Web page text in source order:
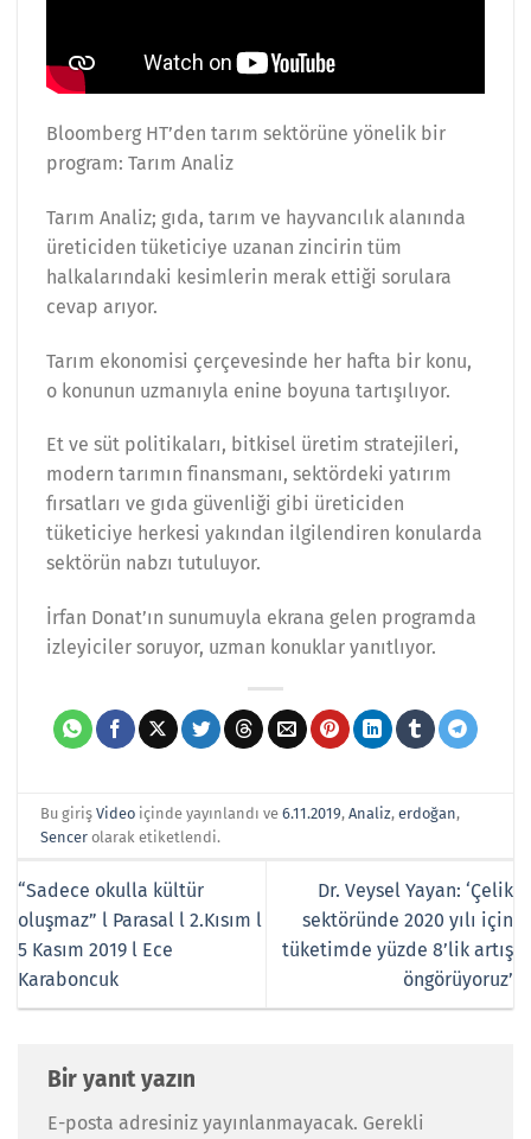
Bloomberg HT’den tarım sektörüne yönelik bir
program: Tarım Analiz
Tarım Analiz; gıda, tarım ve hayvancılık alanında
üreticiden tüketiciye uzanan zincirin tüm
halkalarındaki kesimlerin merak ettiği sorulara
cevap arıyor.
Tarım ekonomisi çerçevesinde her hafta bir konu,
o konunun uzmanıyla enine boyuna tartışılıyor.
Et ve süt politikaları, bitkisel üretim stratejileri,
modern tarımın finansmanı, sektördeki yatırım
fırsatları ve gıda güvenliği gibi üreticiden
tüketiciye herkesi yakından ilgilendiren konularda
sektörün nabzı tutuluyor.
İrfan Donat’ın sunumuyla ekrana gelen programda
izleyiciler soruyor, uzman konuklar yanıtlıyor.
Bu girişVideo içinde yayınlandı ve6.11.2019,Analiz,erdoğan,
Sencer olarak etiketlendi.
“Sadece okulla kültür
oluşmaz” l Parasal l 2.Kısım l
5 Kasım 2019 l Ece
Karaboncuk
Dr. Veysel Yayan: ‘Çelik
sektöründe 2020 yılı için
tüketimde yüzde 8’lik artış
öngörüyoruz’
Bir yanıt yazın
E-posta adresiniz yayınlanmayacak. Gerekli